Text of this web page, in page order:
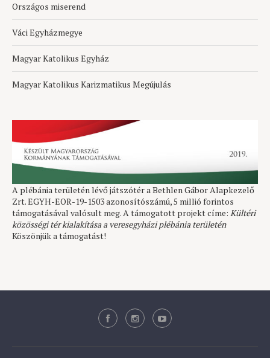
Országos miserend
Váci Egyházmegye
Magyar Katolikus Egyház
Magyar Katolikus Karizmatikus Megújulás
A plébánia területén lévő játszótér a Bethlen Gábor Alapkezelő
Zrt. EGYH-EOR-19-1503 azonosítószámú, 5 millió forintos
támogatásával valósult meg. A támogatott projekt címe: Kültéri
közösségi tér kialakítása a veresegyházi plébánia területén
Köszönjük a támogatást!